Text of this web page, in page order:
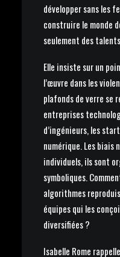
développer sans les
construire le monde
seulement des
Elle insiste sur un
l’œuvre dans les
plafonds de verre se
entreprises
d’ingénieurs, les
numérique. Les biais
individuels, ils sont
symboliques.
algorithmes
équipes qui les
diversifiées ?
Isabelle Rome